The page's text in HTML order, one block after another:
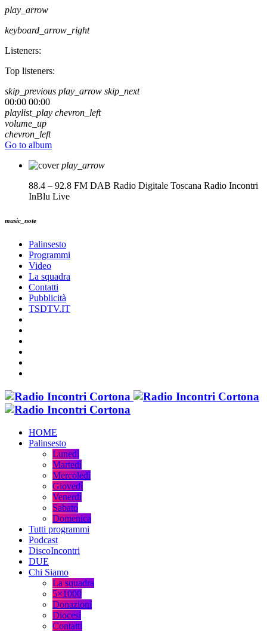
play_arrow
keyboard_arrow_right
Listeners:
Top listeners:
skip_previous play_arrow skip_next
00:00 00:00
playlist_play chevron_left
volume_up
chevron_left
Go to album
play_arrow
88.4 – 92.8 FM DAB Radio Digitale Toscana Radio Incontri
InBlu Live
music_note
Palinsesto
Programmi
Video
La squadra
Contatti
Pubblicità
TSDTV.IT
HOME
Palinsesto
Lunedì
Martedì
Mercoledì
Giovedì
Venerdì
Sabato
Domenica
Tutti programmi
Podcast
DiscoIncontri
DUE
Chi Siamo
La squadra
5×1000
Donazioni
Diocesi
Contatti